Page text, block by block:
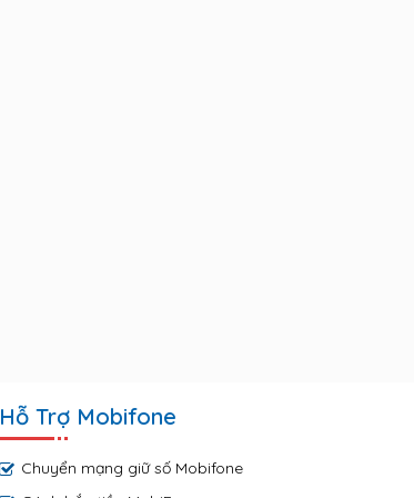
Hỗ Trợ Mobifone
Chuyển mạng giữ số Mobifone